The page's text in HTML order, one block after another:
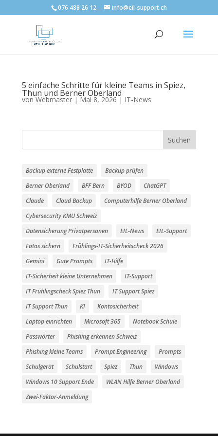
076 488 26 12 info@eil-support.ch
5 einfache Schritte für kleine Teams in Spiez,
Thun und Berner Oberland
von Webmaster| Mai 8, 2026 | IT-News
Suchen
Backup externe Festplatte
Backup prüfen
Berner Oberland
BFF Bern BYOD
ChatGPT
Claude
Cloud Backup
Computerhilfe Berner Oberland
Cybersecurity KMU Schweiz
Datensicherung Privatpersonen
EIL-News
EIL-Support
Fotos sichern
Frühlings-IT-Sicherheitscheck 2026
Gemini
Gute Prompts
IT-Hilfe
IT-Sicherheit kleine Unternehmen
IT-Support
IT Frühlingscheck Spiez Thun
IT Support Spiez
IT Support Thun
KI
Kontosicherheit
Laptop einrichten
Microsoft 365
Notebook Schule
Passwörter
Phishing erkennen Schweiz
Phishing kleine Teams
Prompt Engineering
Prompts
Schulgerät
Schulstart Spiez Thun
Windows
Windows 10 Support Ende
WLAN Hilfe Berner Oberland
Zwei-Faktor-Anmeldung